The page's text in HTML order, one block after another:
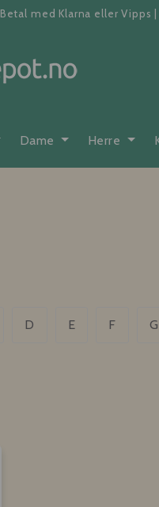
Betal med Klarna eller Vipps
Dame Herre
D E F G